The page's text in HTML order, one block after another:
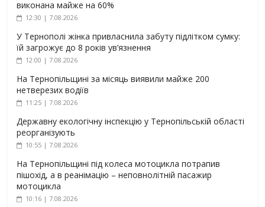
виконана майже на 60%
12:30 | 7.08.2026
У Тернополі жінка привласнила забуту підлітком сумку:
їй загрожує до 8 років ув’язнення
12:00 | 7.08.2026
На Тернопільщині за місяць виявили майже 200
нетверезих водіїв
11:25 | 7.08.2026
Державну екологічну інспекцію у Тернопільській області
реорганізують
10:55 | 7.08.2026
На Тернопільщині під колеса мотоцикла потрапив
пішохід, а в реанімацію – неповнолітній пасажир
мотоцикла
10:16 | 7.08.2026